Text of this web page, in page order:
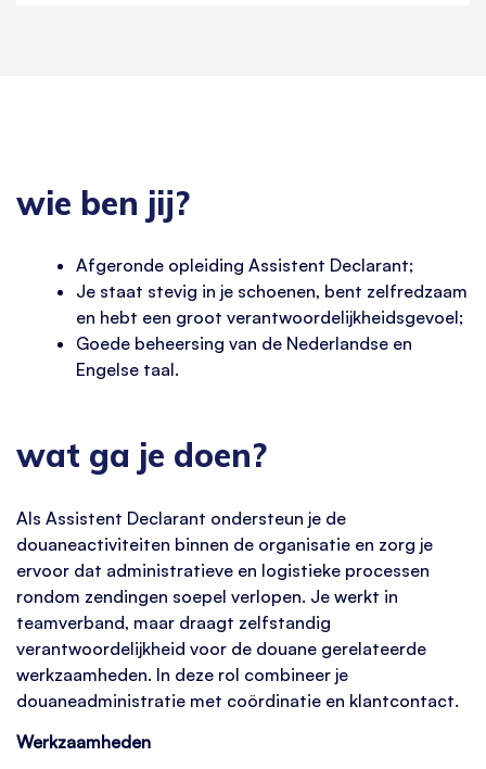
wie ben jij?
Afgeronde opleiding Assistent Declarant;
Je staat stevig in je schoenen, bent zelfredzaam
en hebt een groot verantwoordelijkheidsgevoel;
Goede beheersing van de Nederlandse en
Engelse taal.
wat ga je doen?
Als Assistent Declarant ondersteun je de
douaneactiviteiten binnen de organisatie en zorg je
ervoor dat administratieve en logistieke processen
rondom zendingen soepel verlopen. Je werkt in
teamverband, maar draagt zelfstandig
verantwoordelijkheid voor de douane gerelateerde
werkzaamheden. In deze rol combineer je
douaneadministratie met coördinatie en klantcontact.
Werkzaamheden